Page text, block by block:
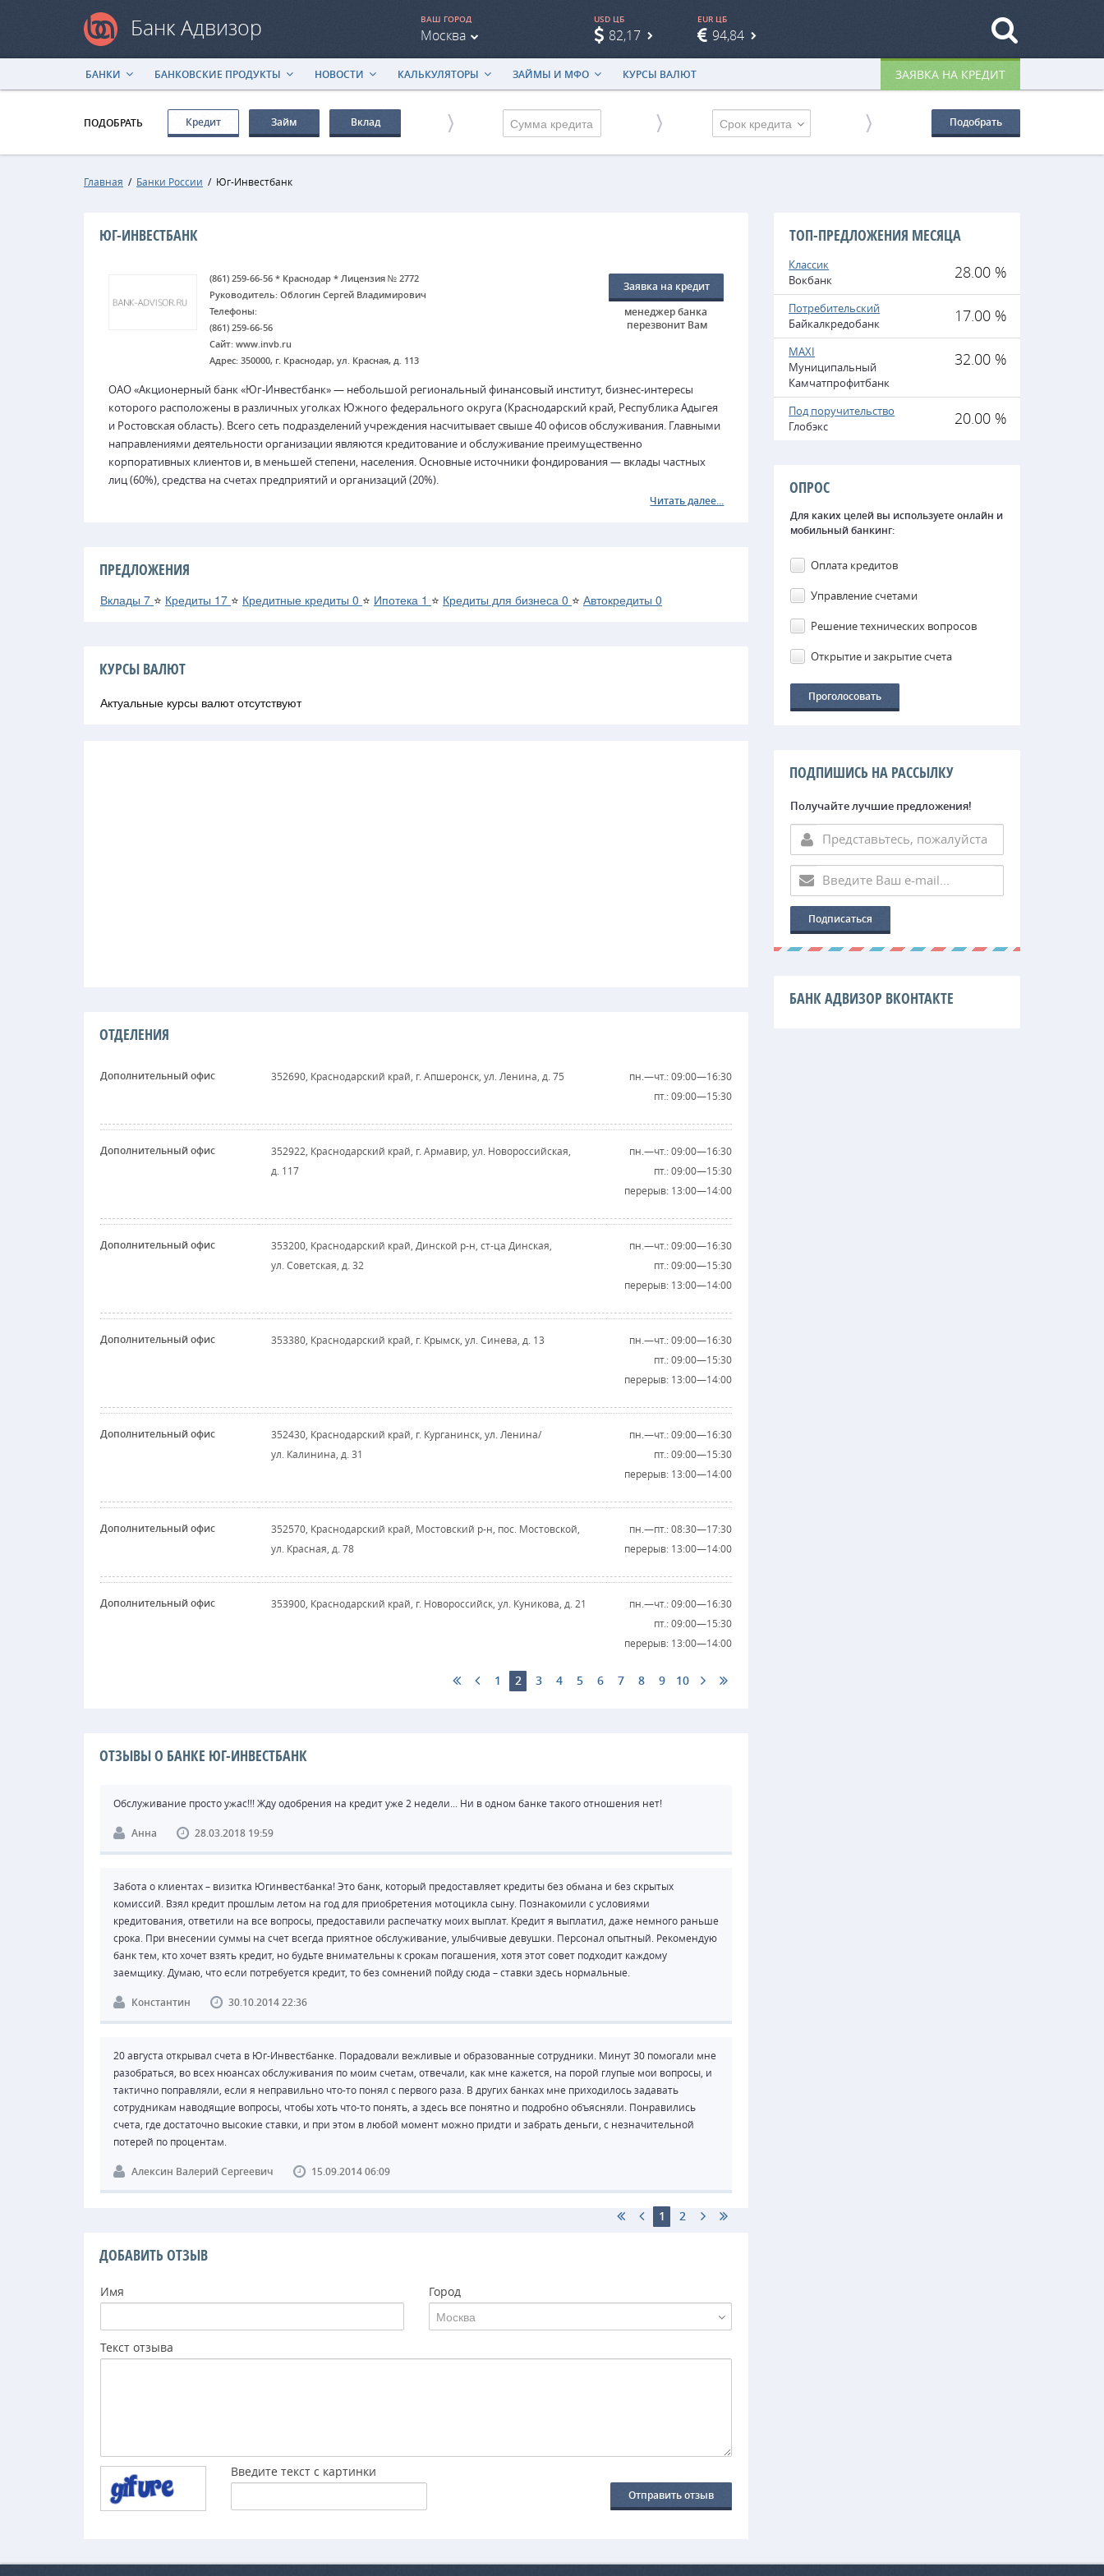
Банк Адвизор
ЗАЯВКА НА КРЕДИТ
БАНКИ БАНКОВСКИЕ ПРОДУКТЫ НОВОСТИ КАЛЬКУЛЯТОРЫ ЗАЙМЫ И МФО КУРСЫ ВАЛЮТ
ВАШ ГОРОД
Москва
USD ЦБ
82,17
EUR ЦБ
94,84
ПОДОБРАТЬ Кредит Займ Вклад Срок кредита Подобрать
Главная / Банки России / Юг-Инвестбанк
ЮГ-ИНВЕСТБАНК
(861) 259-66-56 * Краснодар * Лицензия № 2772
Руководитель: Облогин Сергей Владимирович
Телефоны:
(861) 259-66-56
Сайт: www.invb.ru
Адрес: 350000, г. Краснодар, ул. Красная, д. 113
Заявка на кредит
менеджер банка
перезвонит Вам
ОАО «Акционерный банк «Юг-Инвестбанк» — небольшой региональный финансовый институт, бизнес-интересы
которого расположены в различных уголках Южного федерального округа (Краснодарский край, Республика Адыгея
и Ростовская область). Всего сеть подразделений учреждения насчитывает свыше 40 офисов обслуживания. Главными
направлениями деятельности организации являются кредитование и обслуживание преимущественно
корпоративных клиентов и, в меньшей степени, населения. Основные источники фондирования — вклады частных
лиц (60%), средства на счетах предприятий и организаций (20%).
Читать далее...
ПРЕДЛОЖЕНИЯ
Вклады 7 ⭐ Кредиты 17 ⭐ Кредитные кредиты 0 ⭐ Ипотека 1 ⭐ Кредиты для бизнеса 0 ⭐ Автокредиты 0
КУРСЫ ВАЛЮТ
Актуальные курсы валют отсутствуют
ОТДЕЛЕНИЯ
Дополнительный офис 352690, Краснодарский край, г. Апшеронск, ул. Ленина, д. 75
пн.—чт.: 09:00—16:30
пт.: 09:00—15:30
Дополнительный офис
352922, Краснодарский край, г. Армавир, ул. Новороссийская,
д. 117
пн.—чт.: 09:00—16:30
пт.: 09:00—15:30
перерыв: 13:00—14:00
Дополнительный офис
353200, Краснодарский край, Динской р-н, ст-ца Динская,
ул. Советская, д. 32
пн.—чт.: 09:00—16:30
пт.: 09:00—15:30
перерыв: 13:00—14:00
Дополнительный офис 353380, Краснодарский край, г. Крымск, ул. Синева, д. 13
пн.—чт.: 09:00—16:30
пт.: 09:00—15:30
перерыв: 13:00—14:00
Дополнительный офис
352430, Краснодарский край, г. Курганинск, ул. Ленина/
ул. Калинина, д. 31
пн.—чт.: 09:00—16:30
пт.: 09:00—15:30
перерыв: 13:00—14:00
Дополнительный офис
352570, Краснодарский край, Мостовский р-н, пос. Мостовской,
ул. Красная, д. 78
пн.—пт.: 08:30—17:30
перерыв: 13:00—14:00
Дополнительный офис 353900, Краснодарский край, г. Новороссийск, ул. Куникова, д. 21
пн.—чт.: 09:00—16:30
пт.: 09:00—15:30
перерыв: 13:00—14:00
1 2 3 4 5 6 7 8 9 10
ОТЗЫВЫ О БАНКЕ ЮГ-ИНВЕСТБАНК
Обслуживание просто ужас!!! Жду одобрения на кредит уже 2 недели... Ни в одном банке такого отношения нет!
Анна 28.03.2018 19:59
Забота о клиентах – визитка Югинвестбанка! Это банк, который предоставляет кредиты без обмана и без скрытых
комиссий. Взял кредит прошлым летом на год для приобретения мотоцикла сыну. Познакомили с условиями
кредитования, ответили на все вопросы, предоставили распечатку моих выплат. Кредит я выплатил, даже немного раньше
срока. При внесении суммы на счет всегда приятное обслуживание, улыбчивые девушки. Персонал опытный. Рекомендую
банк тем, кто хочет взять кредит, но будьте внимательны к срокам погашения, хотя этот совет подходит каждому
заемщику. Думаю, что если потребуется кредит, то без сомнений пойду сюда – ставки здесь нормальные.
Константин 30.10.2014 22:36
20 августа открывал счета в Юг-Инвестбанке. Порадовали вежливые и образованные сотрудники. Минут 30 помогали мне
разобраться, во всех нюансах обслуживания по моим счетам, отвечали, как мне кажется, на порой глупые мои вопросы, и
тактично поправляли, если я неправильно что-то понял с первого раза. В других банках мне приходилось задавать
сотрудникам наводящие вопросы, чтобы хоть что-то понять, а здесь все понятно и подробно объясняли. Понравились
счета, где достаточно высокие ставки, и при этом в любой момент можно придти и забрать деньги, с незначительной
потерей по процентам.
Алексин Валерий Сергеевич 15.09.2014 06:09
1 2
ДОБАВИТЬ ОТЗЫВ
Имя Город
Москва
Текст отзыва
Введите текст с картинки
Отправить отзыв
ТОП-ПРЕДЛОЖЕНИЯ МЕСЯЦА
Классик
Вокбанк
28.00 %
Потребительский
Байкалкредобанк
17.00 %
MAXI
Муниципальный
Камчатпрофитбанк
32.00 %
Под поручительство
Глобэкс
20.00 %
ОПРОС
Для каких целей вы используете онлайн и
мобильный банкинг:
Оплата кредитов
Управление счетами
Решение технических вопросов
Открытие и закрытие счета
ПОДПИШИСЬ НА РАССЫЛКУ
Получайте лучшие предложения!
БАНК АДВИЗОР ВКОНТАКТЕ